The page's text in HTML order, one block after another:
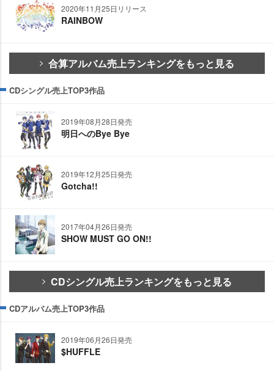
2020年11月25日リリース
RAINBOW
合算アルバム売上ランキングをもっと見る
CDシングル売上TOP3作品
2019年08月28日発売
明日へのBye Bye
2019年12月25日発売
Gotcha!!
2017年04月26日発売
SHOW MUST GO ON!!
CDシングル売上ランキングをもっと見る
CDアルバム売上TOP3作品
2019年06月26日発売
$HUFFLE